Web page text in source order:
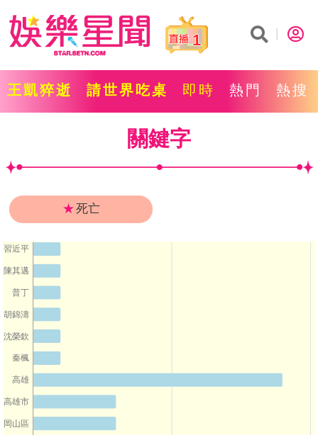
1
王凱猝逝 請世界吃桌 即時 熱門 熱搜
關鍵字
★死亡
習近平
陳其邁
普丁
胡錦濤
沈榮欽
秦楓
高雄
高雄市
岡山區